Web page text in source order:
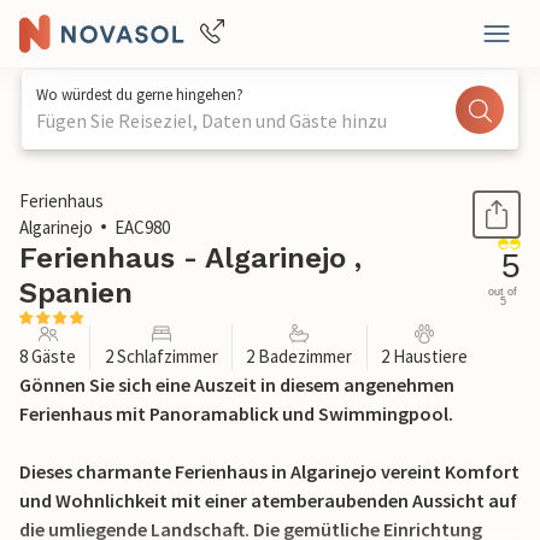
Wo würdest du gerne hingehen?
Fügen Sie Reiseziel, Daten und Gäste hinzu
1 / 33
Ferienhaus
Algarinejo
EAC980
Ferienhaus - Algarinejo ,
Spanien
5
out of
5
8 Gäste 2 Schlafzimmer 2 Badezimmer 2 Haustiere
Gönnen Sie sich eine Auszeit in diesem angenehmen
Ferienhaus mit Panoramablick und Swimmingpool.
Dieses charmante Ferienhaus in Algarinejo vereint Komfort
und Wohnlichkeit mit einer atemberaubenden Aussicht auf
die umliegende Landschaft. Die gemütliche Einrichtung